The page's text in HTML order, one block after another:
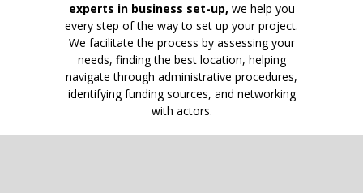
experts in business set-up, we help you
every step of the way to set up your project.
We facilitate the process by assessing your
needs, finding the best location, helping
navigate through administrative procedures,
identifying funding sources, and networking
with actors.